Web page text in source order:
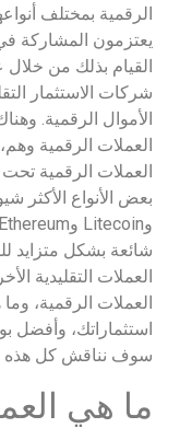
الرقمية بمختلف
يعتزمون المشاركة
القيام بذلك من خلال
شركات الاستثمار
الأموال الرقمية.
العملات الرقمية
العملات الرقمية
شائعة بشكل متزايد
العملات التقليدية
العملات الرقمية،
استثماراتك، وأفضل
سوف نناقش كل هذه
ما هي